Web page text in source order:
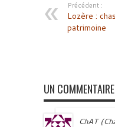
Précédent :
Lozère :
patrimoine
UN COMMENTAIRE
ChAT